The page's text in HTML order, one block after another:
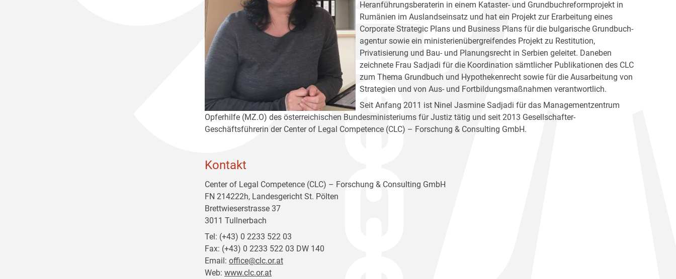
Heranführungsberaterin in einem Kataster- und Grundbuchreformprojekt in
Rumänien im Auslandseinsatz und hat ein Projekt zur Erarbeitung eines
Corporate Strategic Plans und Business Plans für die bulgarische Grundbuch­
agentur sowie ein ministerienübergreifendes Projekt zu Restitution,
Privatisierung und Bau- und Planungsrecht in Serbien geleitet. Daneben
zeichnete Frau Sadjadi für die Koordination sämtlicher Publikationen des CLC
zum Thema Grundbuch und Hypothekenrecht sowie für die Ausarbeitung von
Strategien und von Aus- und Fortbildungsmaßnahmen verantwortlich.
Seit Anfang 2011 ist Ninel Jasmine Sadjadi für das Managementzentrum
Opferhilfe (MZ.O) des österreichischen Bundesministeriums für Justiz tätig und seit 2013 Gesellschafter-
Geschäftsführerin der Center of Legal Competence (CLC) – Forschung & Consulting GmbH.
Kontakt
Center of Legal Competence (CLC) – Forschung & Consulting GmbH
FN 214222h, Landesgericht St. Pölten
Brettwieserstrasse 37
3011 Tullnerbach
Tel: (+43) 0 2233 522 03
Fax: (+43) 0 2233 522 03 DW 140
Email: office@clc.or.at
Web: www.clc.or.at